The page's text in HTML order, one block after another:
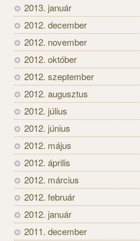
2013. január
2012. december
2012. november
2012. október
2012. szeptember
2012. augusztus
2012. július
2012. június
2012. május
2012. április
2012. március
2012. február
2012. január
2011. december